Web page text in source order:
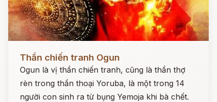
Đọc ngay
Thần chiến tranh Ogun
Ogun là vị thần chiến tranh, cũng là thần thợ
rèn trong thần thoại Yoruba, là một trong 14
người con sinh ra từ bụng Yemoja khi bà chết.